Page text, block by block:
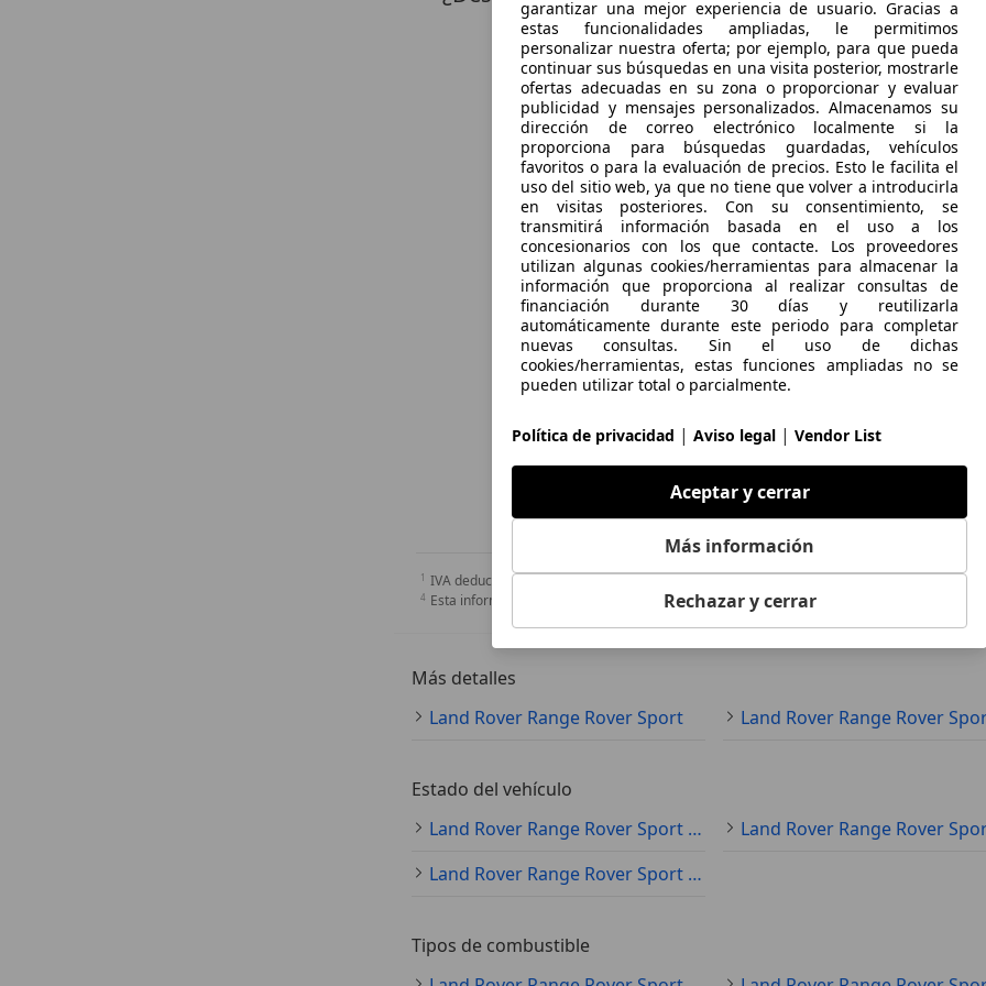
Guardar búsqueda
Anterior 1
IVA deducible
Esta información la proporciona el proveedor del certificado.
Más detalles
Land Rover Range Rover Sport
Estado del vehículo
Land Rover Range Rover Sport Ocasión
Land Rover Range Rover Sport Demostración
Tipos de combustible
garantizar una mejor experiencia de usuario. Gracias a
estas funcionalidades ampliadas, le permitimos
personalizar nuestra oferta; por ejemplo, para que pueda
continuar sus búsquedas en una visita posterior, mostrarle
ofertas adecuadas en su zona o proporcionar y evaluar
publicidad y mensajes personalizados. Almacenamos su
dirección de correo electrónico localmente si la
proporciona para búsquedas guardadas, vehículos
favoritos o para la evaluación de precios. Esto le facilita el
uso del sitio web, ya que no tiene que volver a introducirla
en visitas posteriores. Con su consentimiento, se
transmitirá información basada en el uso a los
concesionarios con los que contacte. Los proveedores
utilizan algunas cookies/herramientas para almacenar la
información que proporciona al realizar consultas de
financiación durante 30 días y reutilizarla
automáticamente durante este periodo para completar
nuevas consultas. Sin el uso de dichas
cookies/herramientas, estas funciones ampliadas no se
pueden utilizar total o parcialmente.
Política de privacidad | Aviso legal | Vendor List
Aceptar y cerrar
Más información
Rechazar y cerrar